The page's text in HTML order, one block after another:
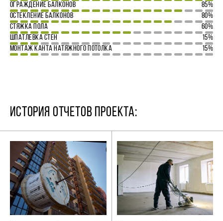
ОГРАЖДЕНИЕ БАЛКОНОВ
85%
ОСТЕКЛЕНИЕ БАЛКОНОВ
80%
СТЯЖКА ПОЛА
60%
ШПАТЛЕВКА СТЕН
15%
МОНТАЖ КАНТА НАТЯЖНОГО ПОТОЛКА
15%
ИСТОРИЯ ОТЧЕТОВ ПРОЕКТА: